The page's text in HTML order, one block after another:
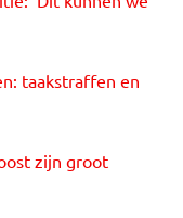
taakstraffen en
zijn groot